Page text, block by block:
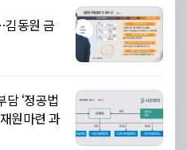
동원 금
‘정공법
원마련 과